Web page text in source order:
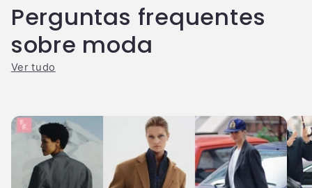
Perguntas frequentes
sobre moda
Ver tudo